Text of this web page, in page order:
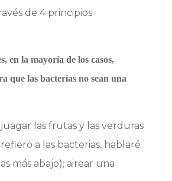
de 4 principios
en la mayoría de los casos,
que las bacterias no sean una
las frutas y las verduras
a las bacterias, hablaré
más abajo); airear una